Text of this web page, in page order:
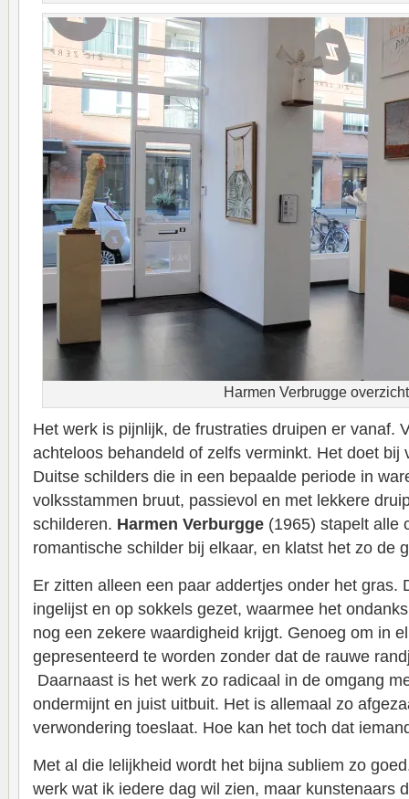
Harmen Verbrugge overzicht
Het werk is pijnlijk, de frustraties druipen er vanaf.
achteloos behandeld of zelfs verminkt. Het doet bij
Duitse schilders die in een bepaalde periode in
volksstammen bruut, passievol en met lekkere
schilderen. Harmen Verburgge (1965) stapelt alle
romantische schilder bij elkaar, en klatst het zo de
Er zitten alleen een paar addertjes onder het gras.
ingelijst en op sokkels gezet, waarmee het
nog een zekere waardigheid krijgt. Genoeg om in
gepresenteerd te worden zonder dat de rauwe
Daarnaast is het werk zo radicaal in de omgang
ondermijnt en juist uitbuit. Het is allemaal zo
verwondering toeslaat. Hoe kan het toch dat
Met al die lelijkheid wordt het bijna subliem zo
werk wat ik iedere dag wil zien, maar kunstenaars